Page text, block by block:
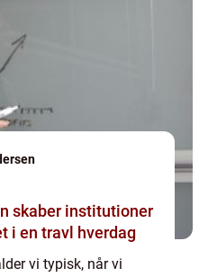
skaber institutioner
i en travl hverdag
vi typisk, når vi